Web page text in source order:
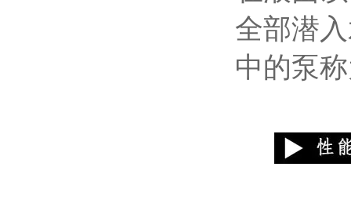
全部潜
中的泵